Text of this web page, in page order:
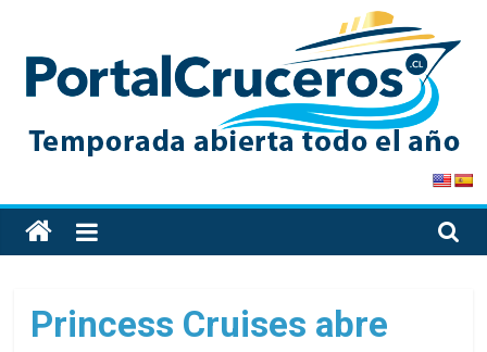
content
PortalCruceros
Toda
la
de
cruceros
Princess Cruises abre